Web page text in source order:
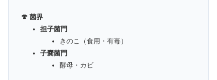
🍄 菌界
担子菌門
きのこ（食用・有毒）
子嚢菌門
酵母・カビ